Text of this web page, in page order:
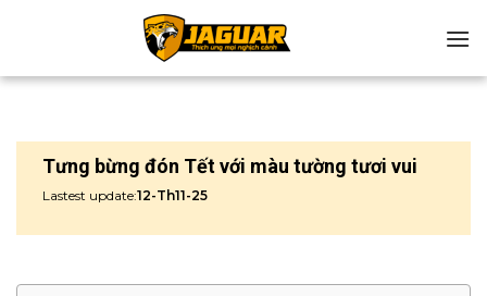
Tưng bừng đón Tết với màu tường tươi vui
Lastest update:12-Th11-25